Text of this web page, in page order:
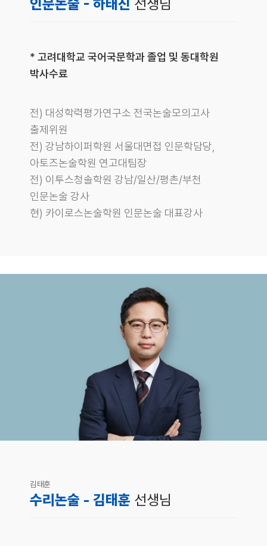
인문논술 - 하태진 선생님
* 고려대학교 국어국문학과 졸업 및 동대학원
박사수료
전) 대성학력평가연구소 전국논술모의고사
출제위원
전) 강남하이퍼학원 서울대면접 인문학담당,
아토즈논술학원 연고대팀장
전) 이투스청솔학원 강남/일산/평촌/부천
인문논술 강사
현) 카이로스논술학원 인문논술 대표강사
김태훈
수리논술 - 김태훈 선생님